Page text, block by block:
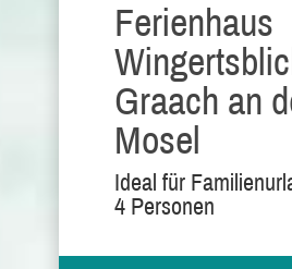
Ferienhaus
Graach an
Mosel
Ideal für
4 Personen